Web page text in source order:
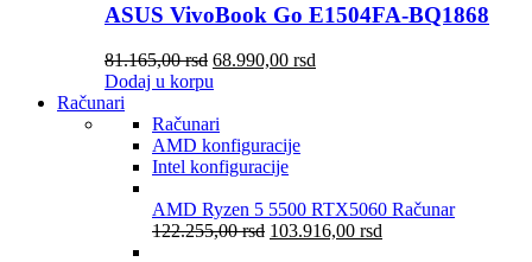
ASUS VivoBook Go E1504FA-BQ1868
81.165,00rsd 68.990,00 rsd
Dodaj u korpu
Računari
Računari
AMD konfiguracije
Intel konfiguracije
AMD Ryzen 5 5500 RTX5060 Računar
122.255,00rsd 103.916,00 rsd